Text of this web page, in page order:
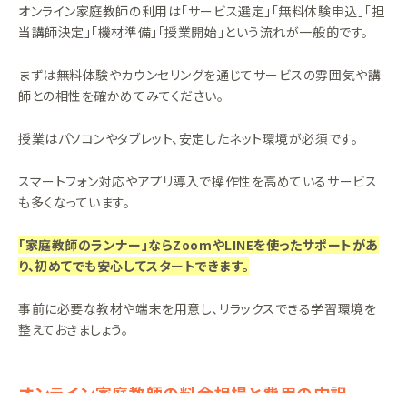
オンライン家庭教師の利用は「サービス選定」「無料体験申込」「担
当講師決定」「機材準備」「授業開始」という流れが一般的です。
まずは無料体験やカウンセリングを通じてサービスの雰囲気や講
師との相性を確かめてみてください。
授業はパソコンやタブレット、安定したネット環境が必須です。
スマートフォン対応やアプリ導入で操作性を高めているサービス
も多くなっています。
「家庭教師のランナー」ならZoomやLINEを使ったサポートがあ
り、初めてでも安心してスタートできます。
事前に必要な教材や端末を用意し、リラックスできる学習環境を
整えておきましょう。